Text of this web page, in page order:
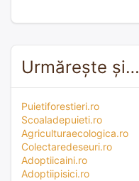
Urmărește și…
Puietiforestieri.ro
Scoaladepuieti.ro
Agriculturaecologica.ro
Colectaredeseuri.ro
Adoptiicaini.ro
Adoptiipisici.ro